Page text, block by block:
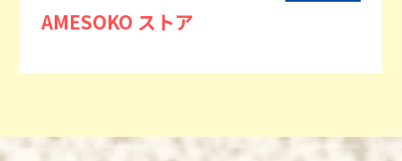
AMESOKO ストア